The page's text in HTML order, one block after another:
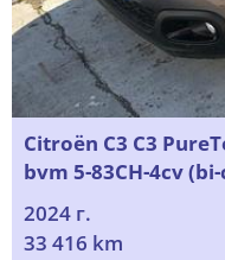
Citroën C3 C3
bvm 5-83CH-4cv
2024 г.
33 416 km